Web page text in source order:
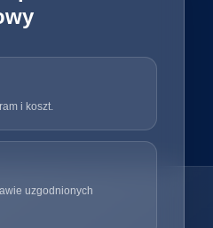
i koszt.
uzgodnionych